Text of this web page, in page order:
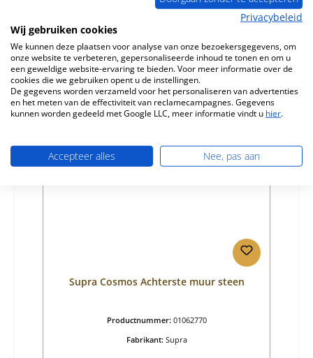
Productnummer:01057957
Normale prijs:
€ 64,48
Beschikbaar, levertijd: 4-6 dagen
Details
Supra Cosmos Achterste muur steen
Productnummer: 01062770
Fabrikant: Supra
Privacybeleid
Wij gebruiken cookies
We kunnen deze plaatsen voor analyse van onze bezoekersgegevens, om
onze website te verbeteren, gepersonaliseerde inhoud te tonen en om u
een geweldige website-ervaring te bieden. Voor meer informatie over de
cookies die we gebruiken opent u de instellingen.
De gegevens worden verzameld voor het personaliseren van advertenties
en het meten van de effectiviteit van reclamecampagnes. Gegevens
kunnen worden gedeeld met Google LLC, meer informatie vindt u hier.
Accepteer alles Nee, pas aan